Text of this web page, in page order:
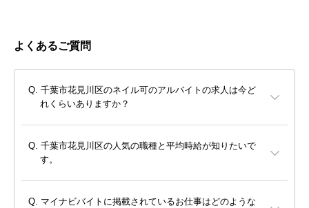
よくあるご質問
千葉市花見川区のネイル可のアルバイトの求人は今ど
れくらいありますか？
千葉市花見川区の人気の職種と平均時給が知りたいで
す。
マイナビバイトに掲載されているお仕事はどのような